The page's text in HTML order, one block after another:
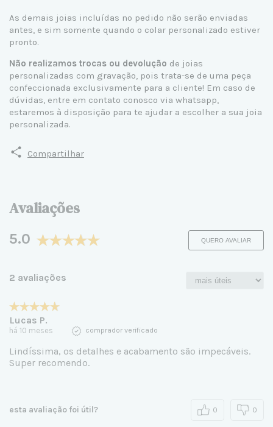
As demais joias incluídas no pedido não serão enviadas
antes, e sim somente quando o colar personalizado estiver
pronto.
Não realizamos trocas ou devolução de joias
personalizadas com gravação, pois trata-se de uma peça
confeccionada exclusivamente para a cliente! Em caso de
dúvidas, entre em contato conosco via whatsapp,
estaremos à disposição para te ajudar a escolher a sua joia
personalizada.
Compartilhar
Avaliações
5.0 QUERO AVALIAR
2 avaliações
Lucas P.
há 10 meses comprador verificado
Lindíssima, os detalhes e acabamento são impecáveis.
Super recomendo.
esta avaliação foi útil? 0 0